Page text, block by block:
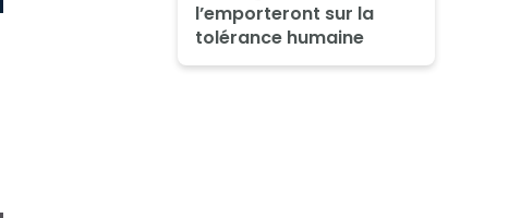
l’emporteront sur la
tolérance humaine